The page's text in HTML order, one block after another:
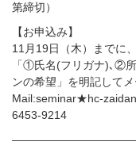
第締切）
【お申込み】
11月19日（木）までに、
「①氏名(フリガナ)､②
ンの希望」を明記して
Mail:seminar★hc-
6453-9214